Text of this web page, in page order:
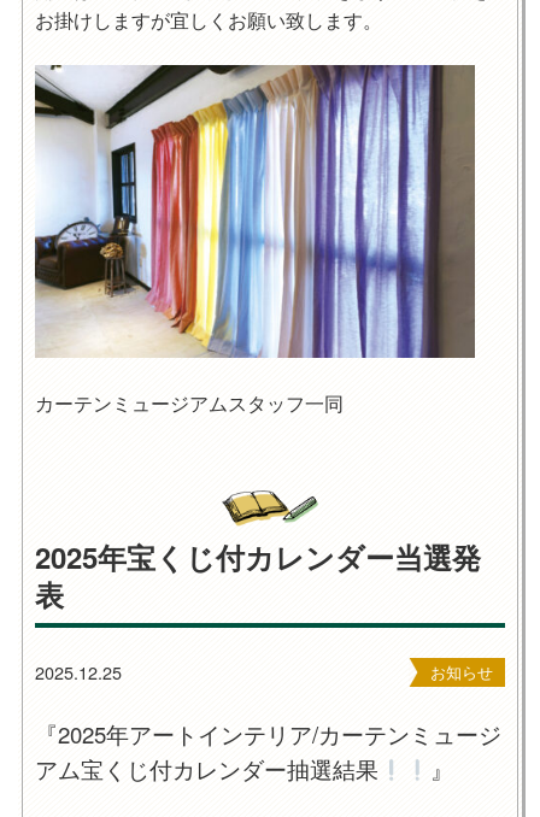
お掛けしますが宜しくお願い致します。
カーテンミュージアムスタッフ一同
2025年宝くじ付カレンダー当選発
表
2025.12.25 お知らせ
『2025年アートインテリア/カーテンミュージ
アム宝くじ付カレンダー抽選結果
』